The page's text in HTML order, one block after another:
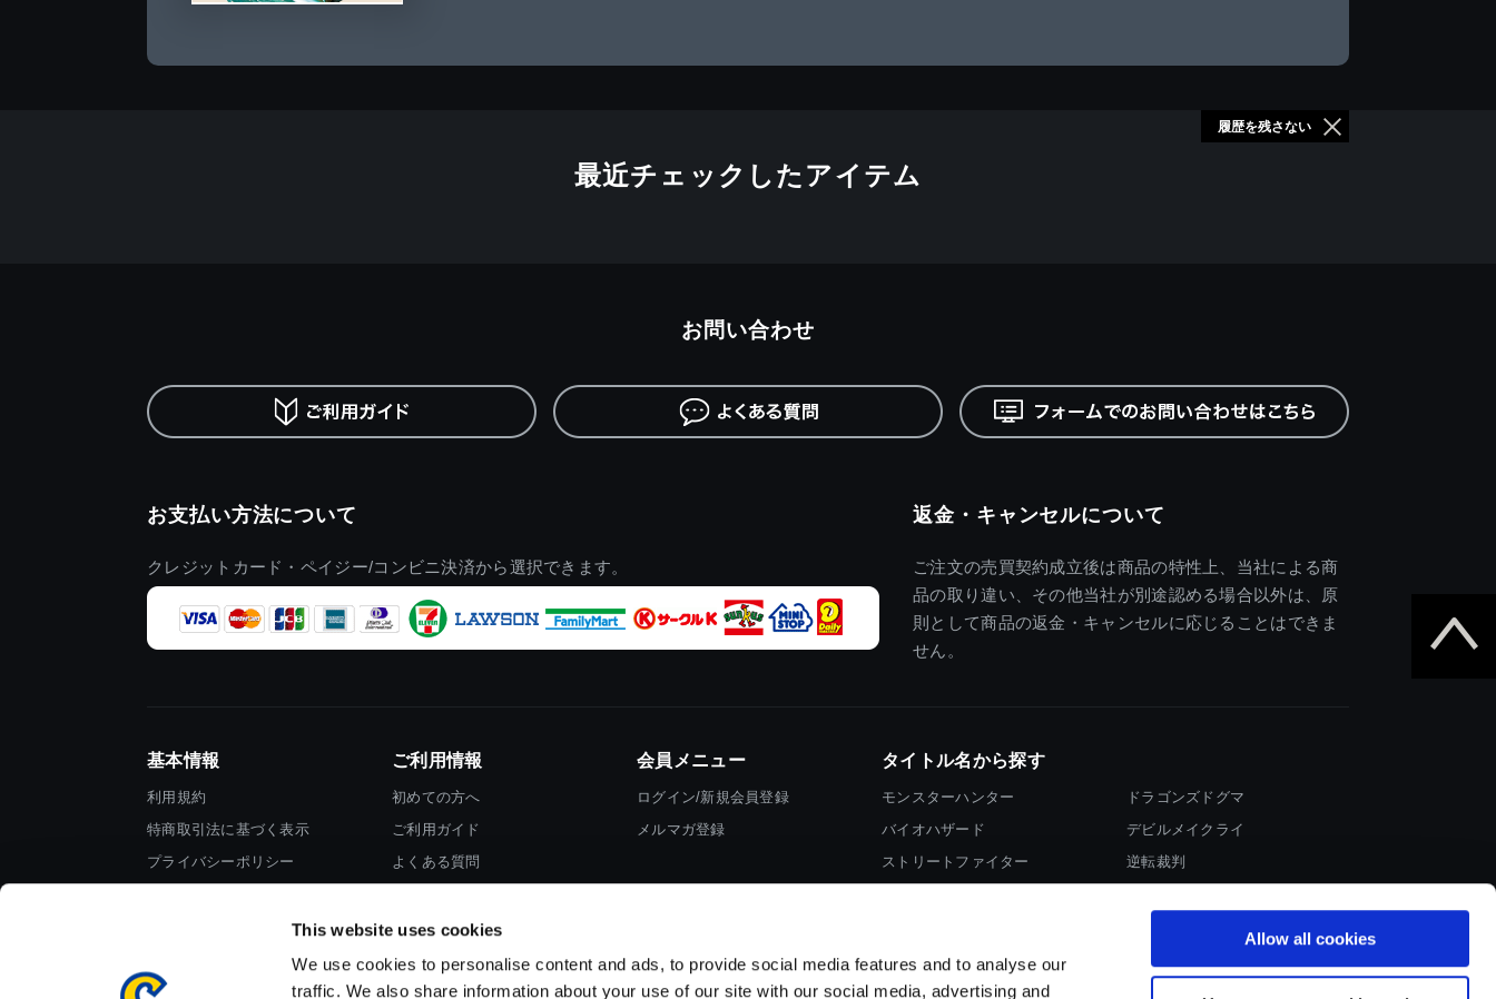
This website uses cookies
We use cookies to personalise content and ads, to provide social media features and to analyse our
traffic. We also share information about your use of our site with our social media, advertising and
Allow all cookies
最近チェックしたアイテム
履歴を残さない
お支払い方法について
クレジットカード・ペイジー/コンビニ決済から選択できます。
返金・キャンセルについて
ご注文の売買契約成立後は商品の特性上、当社による商
品の取り違い、その他当社が別途認める場合以外は、原
則として商品の返金・キャンセルに応じることはできま
せん。
お問い合わせ
基本情報
利用規約
特商取引法に基づく表示
プライバシーポリシー
ご利用情報
初めての方へ
ご利用ガイド
よくある質問
会員メニュー
ログイン/新規会員登録
メルマガ登録
タイトル名から探す
モンスターハンター
バイオハザード
ストリートファイター
ドラゴンズドグマ
デビルメイクライ
逆転裁判